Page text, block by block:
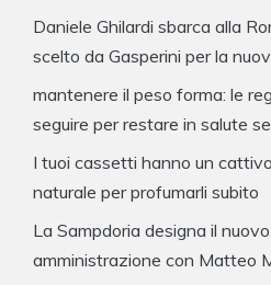
Daniele Ghilardi sbarca alla
scelto da Gasperini per la
mantenere il peso forma: le
seguire per restare in salute
I tuoi cassetti hanno un
naturale per profumarli subito
La Sampdoria designa il
amministrazione con Matteo